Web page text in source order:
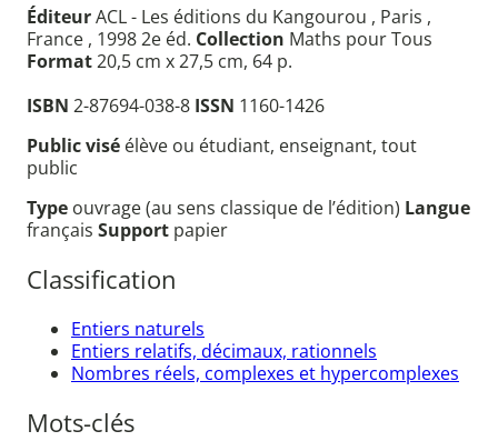
ÉditeurACL - Les éditions du Kangourou , Paris ,
France , 1998 2e éd. Collection Maths pour Tous
Format20,5 cm x 27,5 cm, 64 p.
ISBN 2-87694-038-8 ISSN 1160-1426
Public visé élève ou étudiant, enseignant, tout
public
Type ouvrage (au sens classique de l’édition) Langue
français Support papier
Classification
Entiers naturels
Entiers relatifs, décimaux, rationnels
Nombres réels, complexes et hypercomplexes
Mots-clés